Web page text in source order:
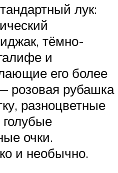
лук:
тёмно-
и
его более
розовая рубашка
разноцветные
очки.
и необычно.